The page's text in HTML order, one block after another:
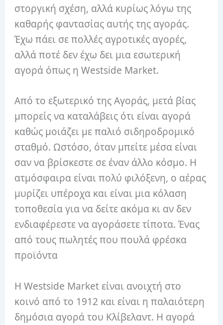
στοργική σχέση, αλλά κυρίως λόγω της
καθαρής φαντασίας αυτής της αγοράς.
Έχω πάει σε πολλές αγροτικές αγορές,
αλλά ποτέ δεν έχω δει μια εσωτερική
αγορά όπως η Westside Market.
Από το εξωτερικό της Αγοράς, μετά βίας
μπορείς να καταλάβεις ότι είναι αγορά
καθώς μοιάζει με παλιό σιδηροδρομικό
σταθμό. Ωστόσο, όταν μπείτε μέσα είναι
σαν να βρίσκεστε σε έναν άλλο κόσμο. Η
ατμόσφαιρα είναι πολύ φιλόξενη, ο αέρας
μυρίζει υπέροχα και είναι μια κόλαση
τοποθεσία για να δείτε ακόμα κι αν δεν
ενδιαφέρεστε να αγοράσετε τίποτα. Ένας
από τους πωλητές που πουλά φρέσκα
προϊόντα
Η Westside Market είναι ανοιχτή στο
κοινό από το 1912 και είναι η παλαιότερη
δημόσια αγορά του Κλίβελαντ. Η αγορά